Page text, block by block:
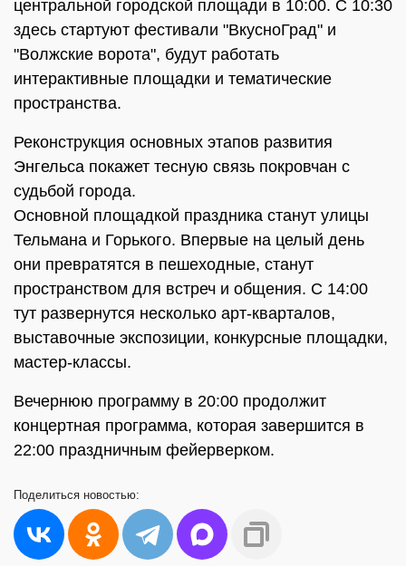
центральной городской площади в 10:00. С 10:30
здесь стартуют фестивали "ВкусноГрад" и
"Волжские ворота", будут работать
интерактивные площадки и тематические
пространства.
Реконструкция основных этапов развития
Энгельса покажет тесную связь покровчан с
судьбой города.
Основной площадкой праздника станут улицы
Тельмана и Горького. Впервые на целый день
они превратятся в пешеходные, станут
пространством для встреч и общения. С 14:00
тут развернутся несколько арт-кварталов,
выставочные экспозиции, конкурсные площадки,
мастер-классы.
Вечернюю программу в 20:00 продолжит
концертная программа, которая завершится в
22:00 праздничным фейерверком.
Поделиться новостью: